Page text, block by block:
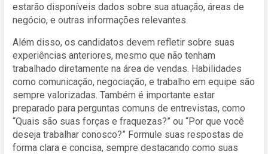
estarão disponíveis dados sobre sua atuação, áreas de
negócio, e outras informações relevantes.
Além disso, os candidatos devem refletir sobre suas
experiências anteriores, mesmo que não tenham
trabalhado diretamente na área de vendas. Habilidades
como comunicação, negociação, e trabalho em equipe são
sempre valorizadas. Também é importante estar
preparado para perguntas comuns de entrevistas, como
“Quais são suas forças e fraquezas?” ou “Por que você
deseja trabalhar conosco?” Formule suas respostas de
forma clara e concisa, sempre destacando como suas